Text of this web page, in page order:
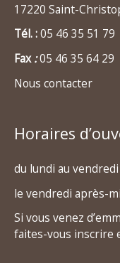
17220 Saint-
Tél. :05 46 35 51 79
Fax:05 46 35 64 29
Nous contacter
Horaires
du lundi au vendredi
le vendredi après-
Si vous venez
faites-vous inscrire